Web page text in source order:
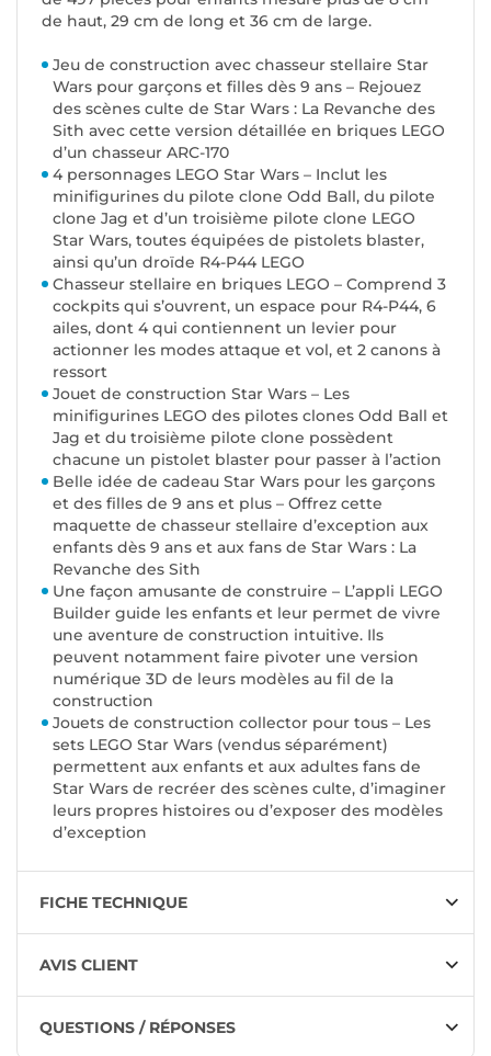
de haut, 29 cm de long et 36 cm de large.
Jeu de construction avec chasseur stellaire Star
Wars pour garçons et filles dès 9 ans – Rejouez
des scènes culte de Star Wars : La Revanche des
Sith avec cette version détaillée en briques LEGO
d’un chasseur ARC-170
4 personnages LEGO Star Wars – Inclut les
minifigurines du pilote clone Odd Ball, du pilote
clone Jag et d’un troisième pilote clone LEGO
Star Wars, toutes équipées de pistolets blaster,
ainsi qu’un droïde R4-P44 LEGO
Chasseur stellaire en briques LEGO – Comprend 3
cockpits qui s’ouvrent, un espace pour R4-P44, 6
ailes, dont 4 qui contiennent un levier pour
actionner les modes attaque et vol, et 2 canons à
ressort
Jouet de construction Star Wars – Les
minifigurines LEGO des pilotes clones Odd Ball et
Jag et du troisième pilote clone possèdent
chacune un pistolet blaster pour passer à l’action
Belle idée de cadeau Star Wars pour les garçons
et des filles de 9 ans et plus – Offrez cette
maquette de chasseur stellaire d’exception aux
enfants dès 9 ans et aux fans de Star Wars : La
Revanche des Sith
Une façon amusante de construire – L’appli LEGO
Builder guide les enfants et leur permet de vivre
une aventure de construction intuitive. Ils
peuvent notamment faire pivoter une version
numérique 3D de leurs modèles au fil de la
construction
Jouets de construction collector pour tous – Les
sets LEGO Star Wars (vendus séparément)
permettent aux enfants et aux adultes fans de
Star Wars de recréer des scènes culte, d’imaginer
leurs propres histoires ou d’exposer des modèles
d’exception
FICHE TECHNIQUE
AVIS CLIENT
QUESTIONS / RÉPONSES